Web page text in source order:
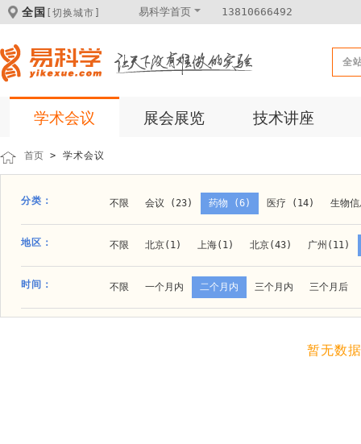
全国 [切换城市] 易科学首页 13810666492
全
学术会议 展会展览 技术讲座
首页 > 学术会议
分类： 不限 会议 (23) 药物 (6) 医疗 (14) 生物
材料 (11) 材料化工 (1) 新材料 (1)
地区： 不限 北京(1) 上海(1) 北京(43) 广州(11)
石家庄(1) 郑州(1)
时间： 不限 一个月内 二个月内 三个月内 三个月后
暂无数据